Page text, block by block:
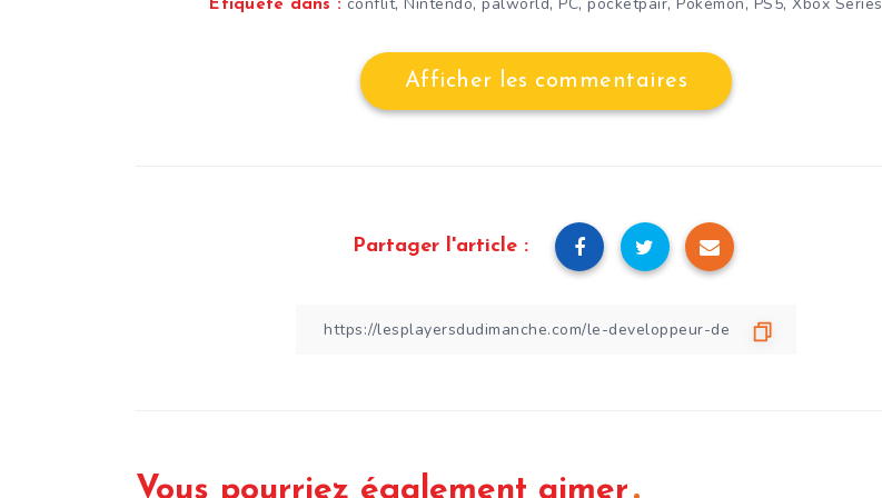
Étiqueté dans :
Afficher les commentaires
Partager l'article :
Vous pourriez également aimer